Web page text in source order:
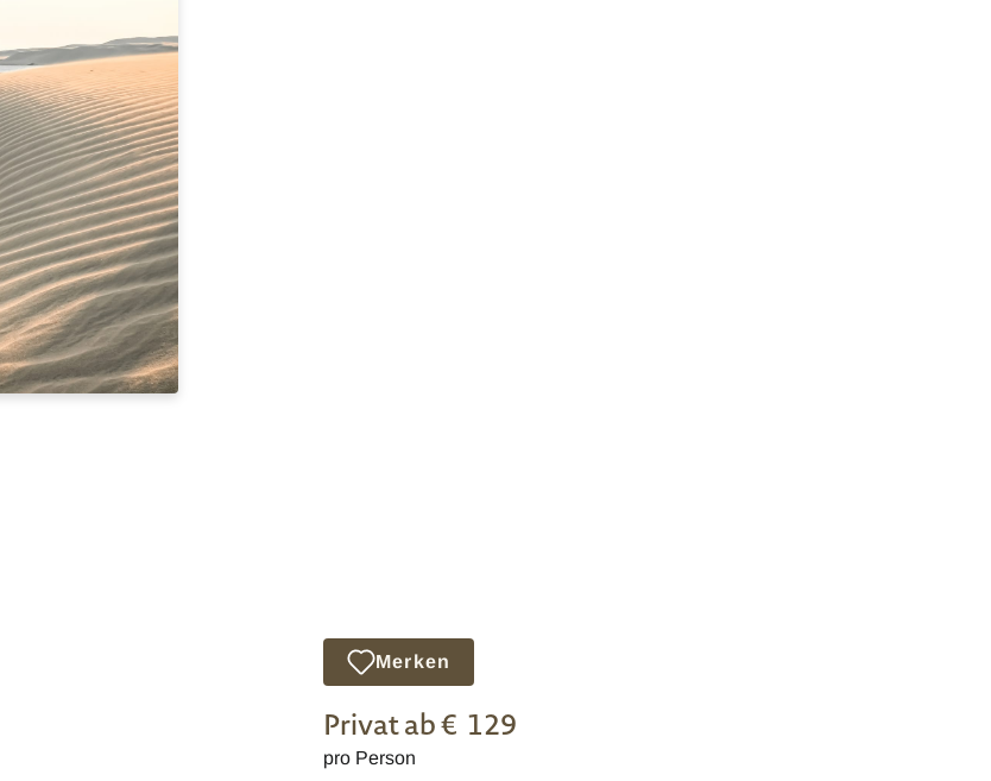
Merken
Privatab € 129
pro Person